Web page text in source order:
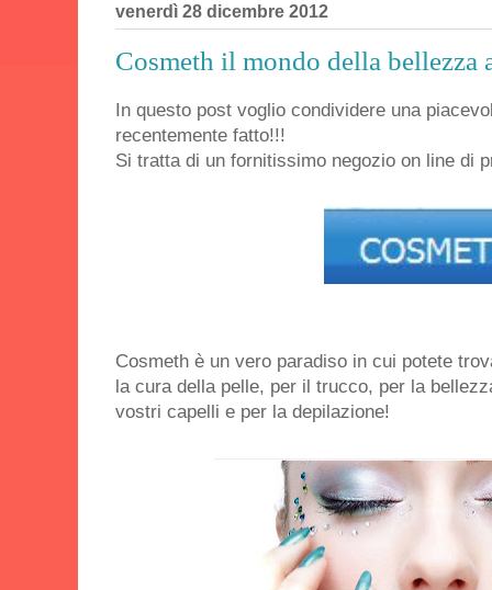
venerdì 28 dicembre 2012
Cosmeth il mondo della bellezza
In questo post voglio condividere una
recentemente fatto!!!
Si tratta di un fornitissimo negozio on line di
Cosmeth è un vero paradiso in cui potete
la cura della pelle, per il trucco, per la
vostri capelli e per la depilazione!